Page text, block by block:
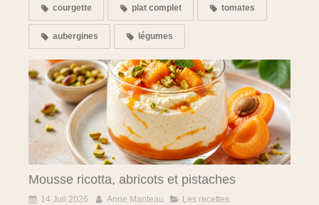
courgette plat complet tomates
aubergines légumes
Mousse ricotta, abricots et pistaches
14 Juil 2026 Anne Manteau Les recettes